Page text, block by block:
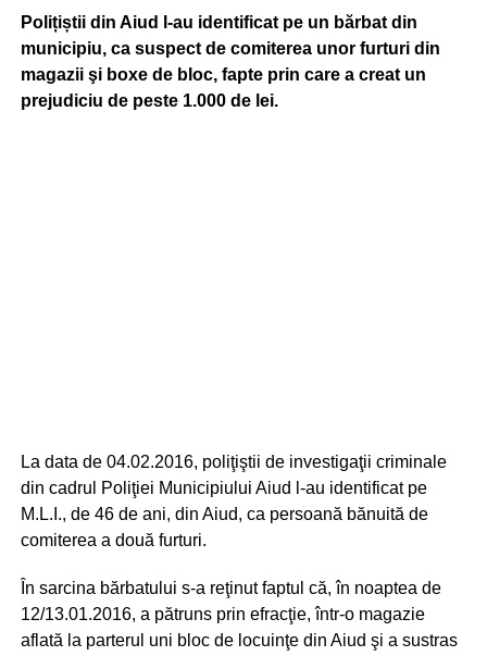
Polițiștii din Aiud l-au identificat pe un bărbat din
municipiu, ca suspect de comiterea unor furturi din
magazii şi boxe de bloc, fapte prin care a creat un
prejudiciu de peste 1.000 de lei.
La data de 04.02.2016, poliţiştii de investigaţii criminale
din cadrul Poliţiei Municipiului Aiud l-au identificat pe
M.L.I., de 46 de ani, din Aiud, ca persoană bănuită de
comiterea a două furturi.
În sarcina bărbatului s-a reţinut faptul că, în noaptea de
12/13.01.2016, a pătruns prin efracţie, într-o magazie
aflată la parterul uni bloc de locuinţe din Aiud şi a sustras